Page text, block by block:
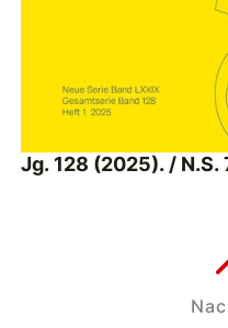
Jg. 128 (2025). / N.S.